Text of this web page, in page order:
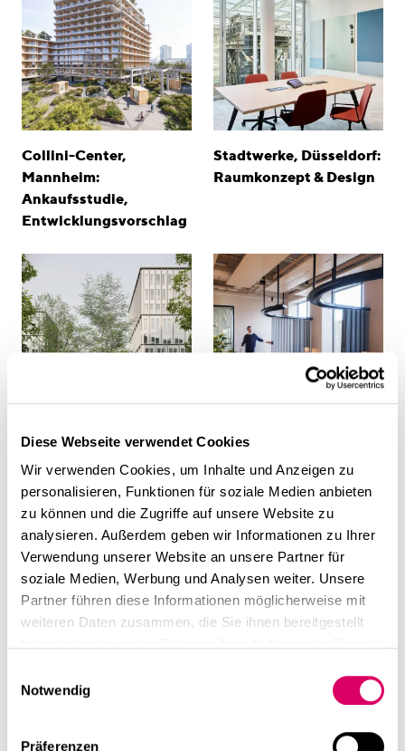
Diese Webseite verwendet Cookies
Wir verwenden Cookies, um Inhalte und Anzeigen zu
personalisieren, Funktionen für soziale Medien anbieten
zu können und die Zugriffe auf unsere Website zu
analysieren. Außerdem geben wir Informationen zu Ihrer
Verwendung unserer Website an unsere Partner für
soziale Medien, Werbung und Analysen weiter. Unsere
Partner führen diese Informationen möglicherweise mit
weiteren Daten zusammen, die Sie ihnen bereitgestellt
Notwendig
Präferenzen
Collini-Center,
Mannheim:
Ankaufsstudie,
Entwicklungsvorschlag
Stadtwerke, Düsseldorf:
Raumkonzept & Design
Hybridgebäude VIWA,
München:
Revitalisierung
Opernturm, Frankfurt:
Multifunktionales
Office-Konzept
Raumkonzept & Interior
Neubau Wohnen &